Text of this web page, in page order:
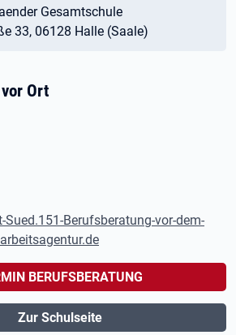
Gesamtschule
33, 06128 Halle (Saale)
Ort
Sued.151-Berufsberatung-vor-dem-
BERUFSBERATUNG
Zur Schulseite